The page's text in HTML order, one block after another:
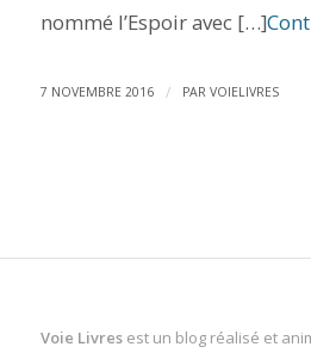
nommé l’Espoir avec […]
7 NOVEMBRE 2016 / PAR VOIELIVRES
Voie Livresest un blog réalisé et